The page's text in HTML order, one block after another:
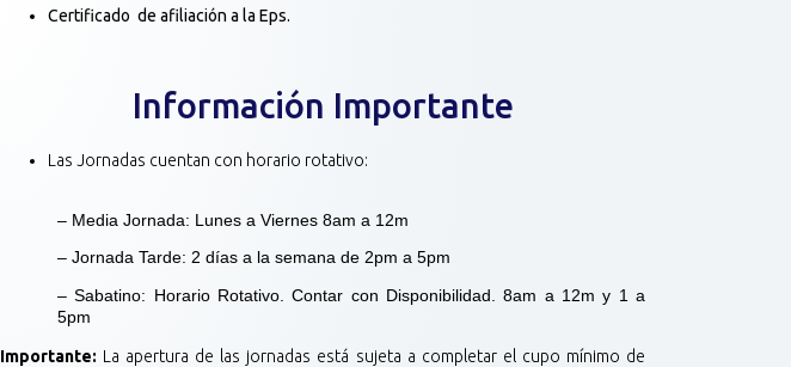
Certificado de afiliación a la Eps.
Información Importante
Las Jornadas cuentan con horario rotativo:
– Media Jornada: Lunes a Viernes 8am a 12m
– Jornada Tarde: 2 días a la semana de 2pm a 5pm
– Sabatino: Horario Rotativo. Contar con Disponibilidad. 8am a 12m y 1 a
5pm
Importante: La apertura de las jornadas está sujeta a completar el cupo mínimo de